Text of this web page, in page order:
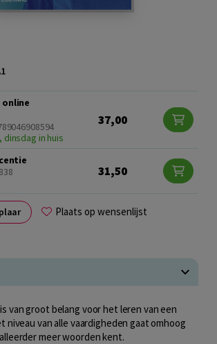
in huis
37,00
31,50
Plaats op wensenlijst
van groot belang voor het leren van een
niveau van alle vaardigheden gaat omhoog
meer woorden kent.